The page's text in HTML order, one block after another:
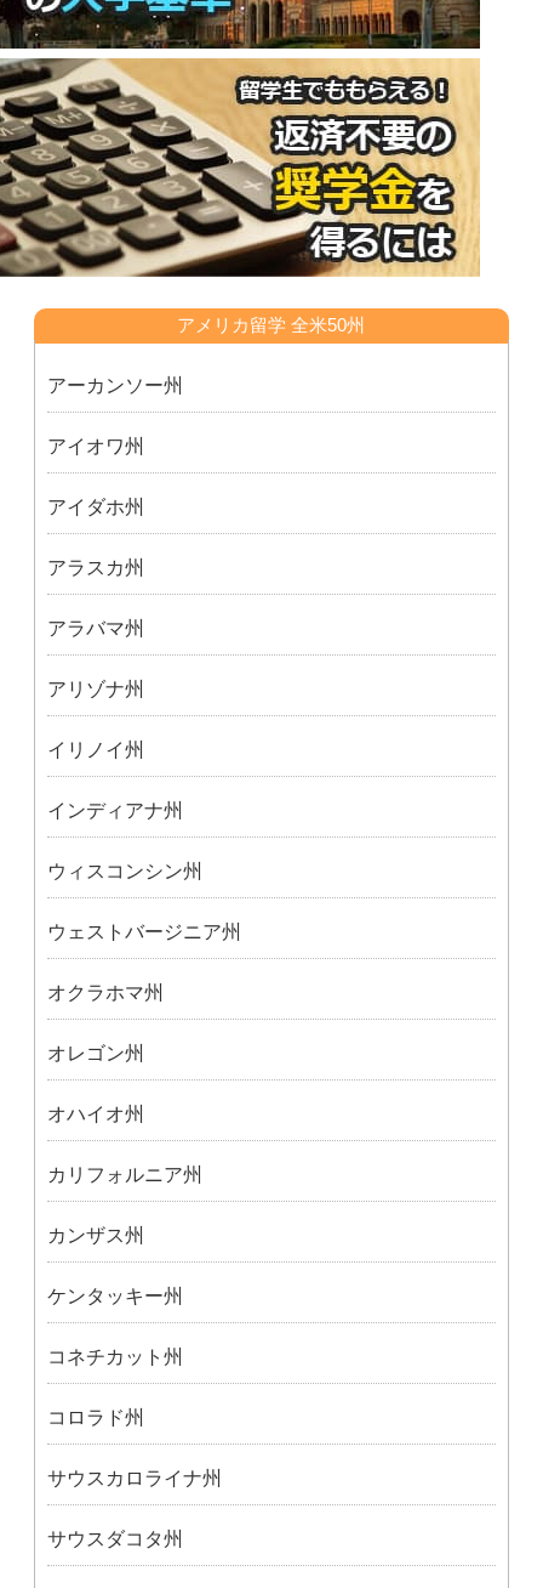
アメリカ留学 全米50州
アーカンソー州
アイオワ州
アイダホ州
アラスカ州
アラバマ州
アリゾナ州
イリノイ州
インディアナ州
ウィスコンシン州
ウェストバージニア州
オクラホマ州
オレゴン州
オハイオ州
カリフォルニア州
カンザス州
ケンタッキー州
コネチカット州
コロラド州
サウスカロライナ州
サウスダコタ州